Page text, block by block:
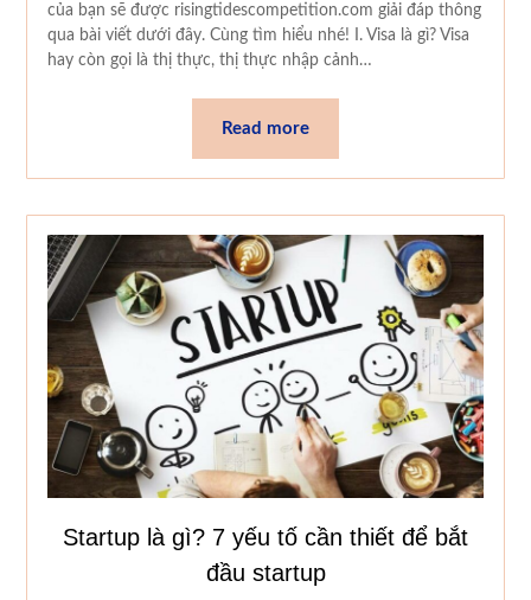
của bạn sẽ được risingtidescompetition.com giải đáp thông
qua bài viết dưới đây. Cùng tìm hiểu nhé! I. Visa là gì? Visa
hay còn gọi là thị thực, thị thực nhập cảnh…
Read more
Startup là gì? 7 yếu tố cần thiết để bắt
đầu startup